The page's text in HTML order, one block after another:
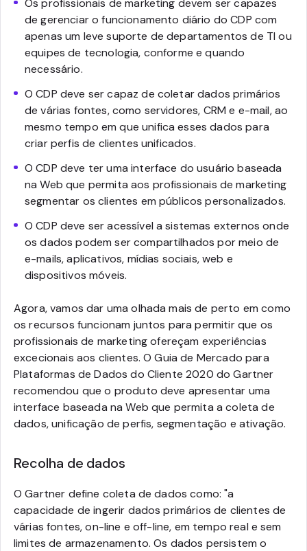
Os profissionais de marketing devem ser capazes
de gerenciar o funcionamento diário do CDP com
apenas um leve suporte de departamentos de TI ou
equipes de tecnologia, conforme e quando
necessário.
O CDP deve ser capaz de coletar dados primários
de várias fontes, como servidores, CRM e e-mail, ao
mesmo tempo em que unifica esses dados para
criar perfis de clientes unificados.
O CDP deve ter uma interface do usuário baseada
na Web que permita aos profissionais de marketing
segmentar os clientes em públicos personalizados.
O CDP deve ser acessível a sistemas externos onde
os dados podem ser compartilhados por meio de
e-mails, aplicativos, mídias sociais, web e
dispositivos móveis.
Agora, vamos dar uma olhada mais de perto em como
os recursos funcionam juntos para permitir que os
profissionais de marketing ofereçam experiências
excecionais aos clientes. O Guia de Mercado para
Plataformas de Dados do Cliente 2020 do Gartner
recomendou que o produto deve apresentar uma
interface baseada na Web que permita a coleta de
dados, unificação de perfis, segmentação e ativação.
Recolha de dados
O Gartner define coleta de dados como: "a
capacidade de ingerir dados primários de clientes de
várias fontes, on-line e off-line, em tempo real e sem
limites de armazenamento. Os dados persistem o